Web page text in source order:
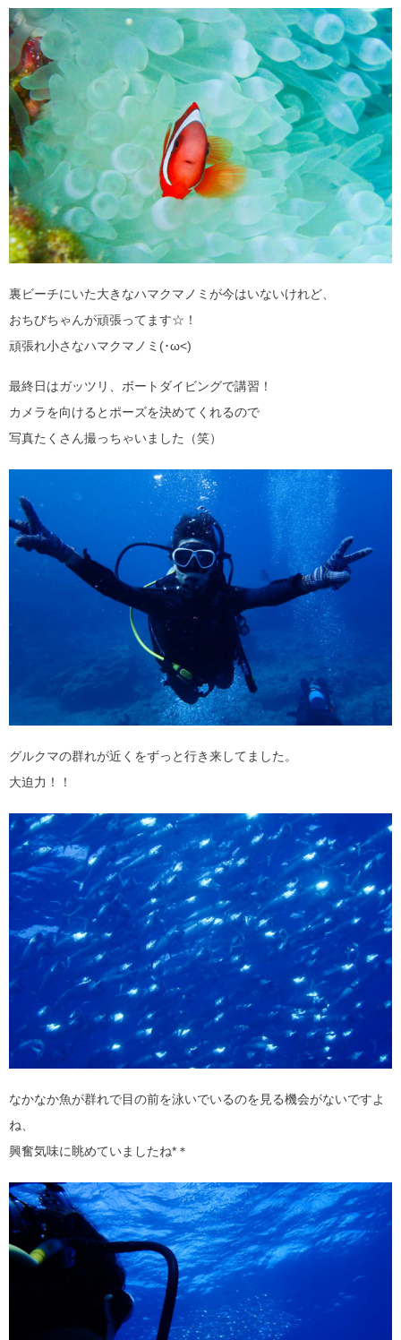
裏ビーチにいた大きなハマクマノミが今はいないけれど、
おちびちゃんが頑張ってます☆！
頑張れ小さなハマクマノミ(･ω<)
最終日はガッツリ、ボートダイビングで講習！
カメラを向けるとポーズを決めてくれるので
写真たくさん撮っちゃいました（笑）
グルクマの群れが近くをずっと行き来してました。
大迫力！！
なかなか魚が群れで目の前を泳いでいるのを見る機会がないですよ
ね、
興奮気味に眺めていましたね*＊